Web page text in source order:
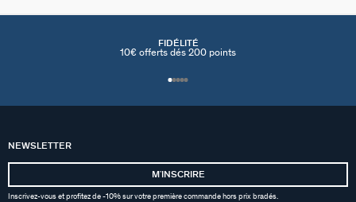
FIDÉLITÉ
10€ offerts dés 200 points
NEWSLETTER
MʼINSCRIRE
Inscrivez-vous et profitez de -10% sur votre première commande hors prix bradés.